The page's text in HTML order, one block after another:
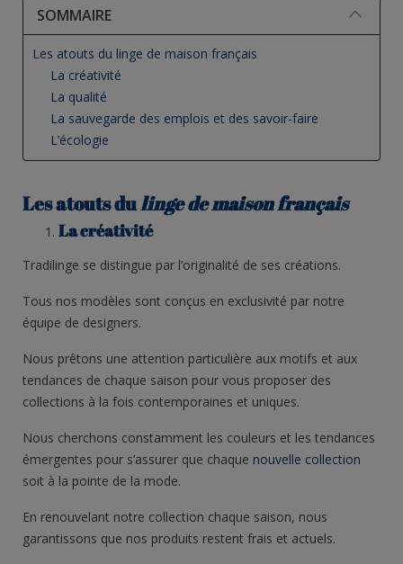
SOMMAIRE
Les atouts du linge de maison français
La créativité
La qualité
La sauvegarde des emplois et des savoir-faire
L’écologie
Les atouts dulinge de maison français
La créativité
Tradilinge se distingue par l’originalité de ses créations.
Tous nos modèles sont conçus en exclusivité par notre
équipe de designers.
Nous prêtons une attention particulière aux motifs et aux
tendances de chaque saison pour vous proposer des
collections à la fois contemporaines et uniques.
Nous cherchons constamment les couleurs et les tendances
émergentes pour s’assurer que chaque nouvelle collection
soit à la pointe de la mode.
En renouvelant notre collection chaque saison, nous
garantissons que nos produits restent frais et actuels.